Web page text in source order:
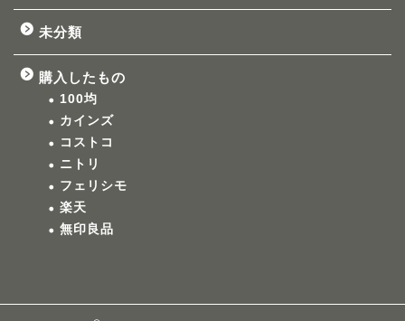
未分類
購入したもの
100均
カインズ
コストコ
ニトリ
フェリシモ
楽天
無印良品